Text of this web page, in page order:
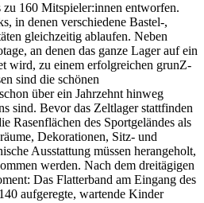
160 Mitspieler:innen entworfen.
in denen verschiedene Bastel-,
gleichzeitig ablaufen. Neben
an denen das ganze Lager auf ein
wird, zu einem erfolgreichen grunZ-
sind die schönen
über ein Jahrzehnt hinweg
sind. Bevor das Zeltlager stattfinden
Rasenflächen des Sportgeländes als
Dekorationen, Sitz- und
Ausstattung müssen herangeholt,
werden. Nach dem dreitägigen
Das Flatterband am Eingang des
aufgeregte, wartende Kinder